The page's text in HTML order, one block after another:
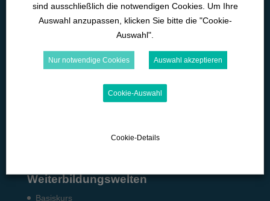
Intensiv­medizin
Med. Pflichtfort­bildun­gen
Microlearning
Fach­angestellte: Pneumo­logie
Weiterbildungswelten
Basiskurs
sind ausschließlich die notwendigen Cookies. Um Ihre
Auswahl anzupassen, klicken Sie bitte die "Cookie-
Auswahl".
Nur notwendige Cookies Auswahl akzeptieren
Cookie-Auswahl
Cookie-Details